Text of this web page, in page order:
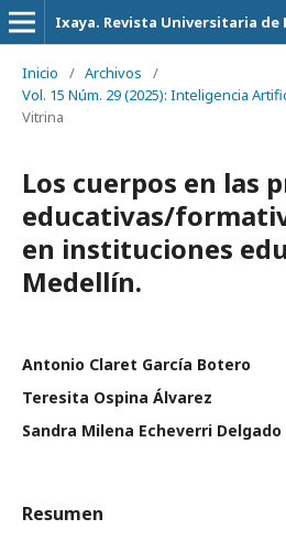
Inicio / Archivos
/
Vol. 15 Núm. 29 (2025): Inteligencia
Vitrina
Los cuerpos en las
educativas/
en instituciones
Medellín.
Antonio Claret García Botero
Teresita Ospina Álvarez
Sandra Milena Echeverri Delgado
Resumen